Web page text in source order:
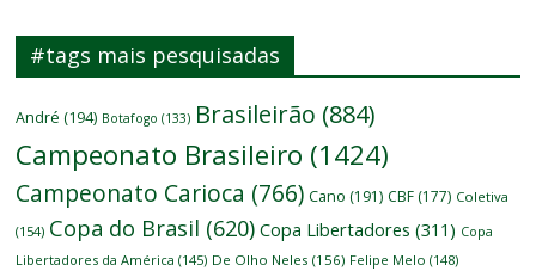
#tags mais pesquisadas
André (194) Botafogo (133) Brasileirão (884)
Campeonato Brasileiro (1424)
Campeonato Carioca (766) Cano (191) CBF (177) Coletiva
(154) Copa do Brasil (620) Copa Libertadores (311) Copa
Libertadores da América (145) De Olho Neles (156) Felipe Melo (148)